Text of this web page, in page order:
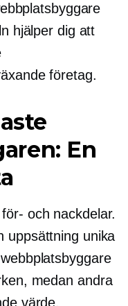
hjälper dig att
företag.
En
och nackdelar.
uppsättning unika
medan andra
värde.